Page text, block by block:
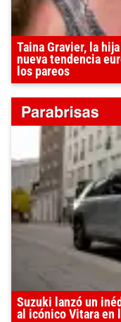
Taina Gravier, la
nueva tendencia
los pareos
Suzuki lanzó un
al icónico Vitara en